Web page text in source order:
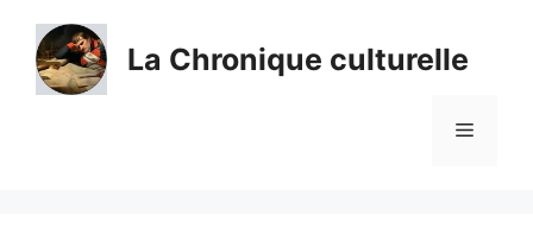
contenu
La Chronique culturelle
Menu